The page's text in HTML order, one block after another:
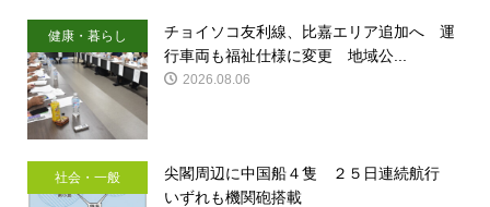
健康・暮らし
チョイソコ友利線、比嘉エリア追加へ 運
行車両も福祉仕様に変更 地域公...
2026.08.06
社会・一般
尖閣周辺に中国船４隻 ２５日連続航行
いずれも機関砲搭載